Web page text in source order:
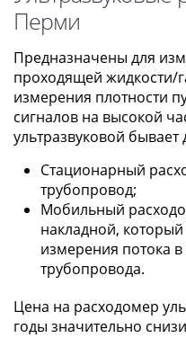
Перми
Предназначены для
проходящей жидкости/
измерения плотности
сигналов на высокой
ультразвуковой бывает
Стационарный
трубопровод;
Мобильный
накладной,
измерения потока
трубопровода.
Цена на расходомер
годы значительно